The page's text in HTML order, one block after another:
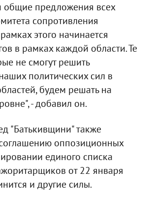
общие предложения всех
сопротивления
этого начинается
в рамках каждой области. Те
не смогут решить
политических сил в
будем решать на
- добавил он.
"Батькивщини" также
оппозиционных
единого списка
от 22 января
и другие силы.